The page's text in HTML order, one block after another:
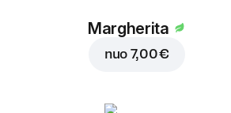
Margherita
nuo 7,00 €